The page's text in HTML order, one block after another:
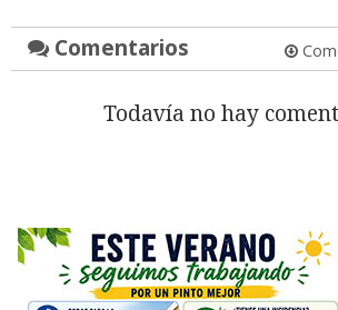
Comentarios
Todavía no hay